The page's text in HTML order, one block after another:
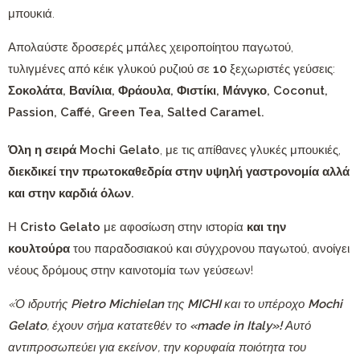
μπουκιά.
Απολαύστε δροσερές μπάλες χειροποίητου παγωτού,
τυλιγμένες από κέικ γλυκού ρυζιού σε 10 ξεχωριστές γεύσεις:
Σοκολάτα, Βανίλια, Φράουλα, Φιστίκι, Μάνγκο, Coconut,
Passion, Caffé, Green Tea, Salted Caramel.
Όλη η σειρά Mochi Gelato, με τις απίθανες γλυκές μπουκιές,
διεκδικεί την πρωτοκαθεδρία στην υψηλή γαστρονομία αλλά
και στην καρδιά όλων.
Η Cristo Gelato με αφοσίωση στην ιστορία και την
κουλτούρα του παραδοσιακού και σύγχρονου παγωτού, ανοίγει
νέους δρόμους στην καινοτομία των γεύσεων!
«Ό ιδρυτής Pietro Michielanτης MICHIκαι το υπέροχο Mochi
Gelato, έχουν σήμα κατατεθέν το «made in Italy»!Αυτό
αντιπροσωπεύει για εκείνον, την κορυφαία ποιότητα του